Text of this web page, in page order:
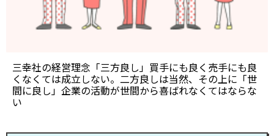
三幸社の経営理念「三方良し」買手にも良く売手にも良
くなくては成立しない。二方良しは当然、その上に「世
間に良し」企業の活動が世間から喜ばれなくてはならな
い